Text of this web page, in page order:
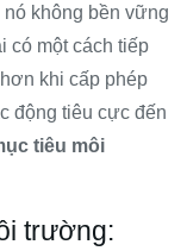
nó không bền vững
có một cách tiếp
hơn khi cấp phép
động tiêu cực đến
tiêu môi
trường: